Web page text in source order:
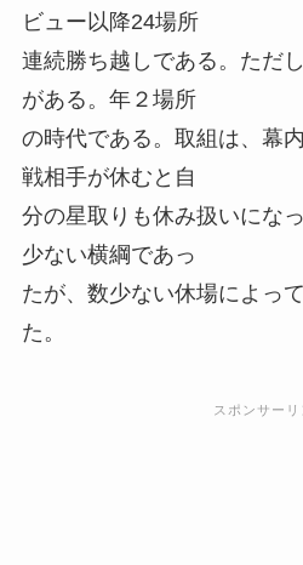
ビュー以降24場所
連続勝ち越しである。ただ
がある。年２場所
の時代である。取組は、幕
戦相手が休むと自
分の星取りも休み扱いにな
少ない横綱であっ
たが、数少ない休場によっ
た。
スポンサーリ